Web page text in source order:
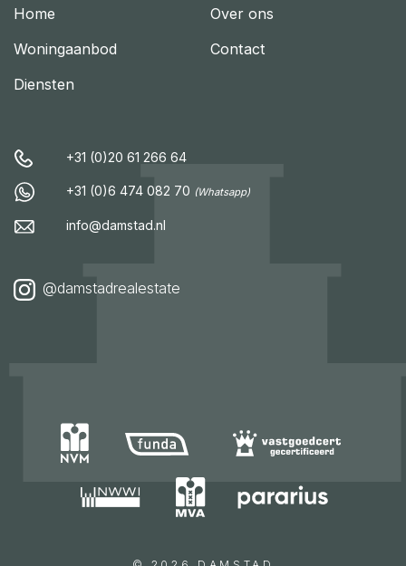
Home
Woningaanbod
Diensten
Over ons
Contact
+31 (0)20 61 266 64
+31 (0)6 474 082 70 (Whatsapp)
info@damstad.nl
@damstadrealestate